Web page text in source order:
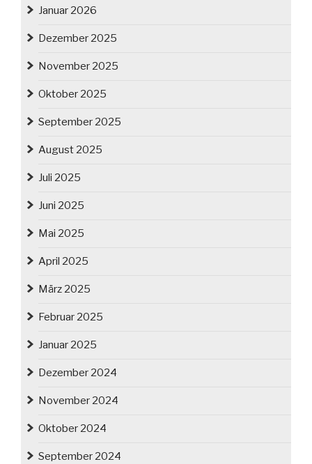
Januar 2026
Dezember 2025
November 2025
Oktober 2025
September 2025
August 2025
Juli 2025
Juni 2025
Mai 2025
April 2025
März 2025
Februar 2025
Januar 2025
Dezember 2024
November 2024
Oktober 2024
September 2024